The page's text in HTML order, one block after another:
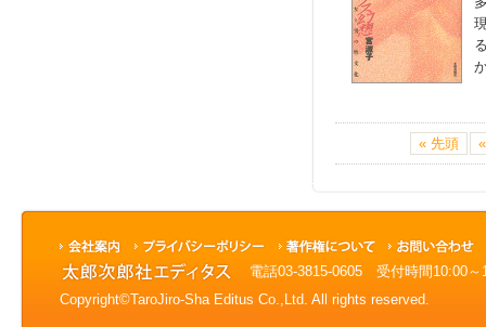
« 先頭 «
電話03-3815-0605 受付時間10:00～
Copyright©TaroJiro-Sha Editus Co.,Ltd. All rights reserved.